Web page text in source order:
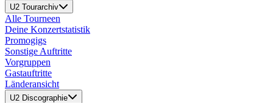
U2 Tourarchiv
Alle Tourneen
Deine Konzertstatistik
Promogigs
Sonstige Auftritte
Vorgruppen
Gastauftritte
Länderansicht
U2 Discographie